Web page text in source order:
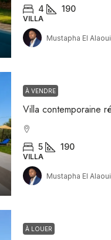
4 190
VILLA
Mustapha El Alaoui
À VENDRE
5 190
VILLA
Mustapha El Alaoui
À LOUER